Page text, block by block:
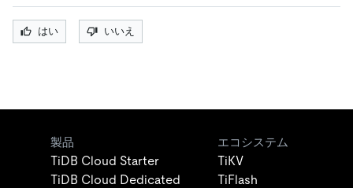
はい いいえ
製品
TiDB Cloud Starter
TiDB Cloud Dedicated
エコシステム
TiKV
TiFlash